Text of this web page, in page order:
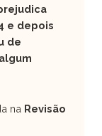
e depois
de
na Revisão